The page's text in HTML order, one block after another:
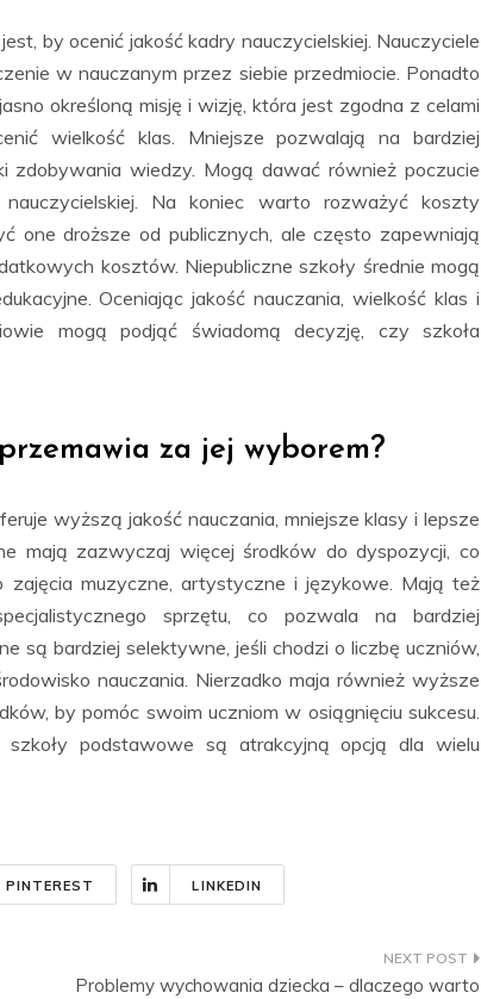
by ocenić jakość kadry nauczycielskiej. Nauczyciele
w nauczanym przez siebie przedmiocie. Ponadto
określoną misję i wizję, która jest zgodna z celami
wielkość klas. Mniejsze pozwalają na bardziej
zdobywania wiedzy. Mogą dawać również poczucie
Na koniec warto rozważyć koszty
one droższe od publicznych, ale często zapewniają
kosztów. Niepubliczne szkoły średnie mogą
Oceniając jakość nauczania, wielkość klas i
mogą podjąć świadomą decyzję, czy szkoła
za jej wyborem?
wyższą jakość nauczania, mniejsze klasy i lepsze
mają zazwyczaj więcej środków do dyspozycji, co
muzyczne, artystyczne i językowe. Mają też
sprzętu, co pozwala na bardziej
są bardziej selektywne, jeśli chodzi o liczbę uczniów,
nauczania. Nierzadko maja również wyższe
by pomóc swoim uczniom w osiągnięciu sukcesu.
podstawowe są atrakcyjną opcją dla wielu
PINTEREST LINKEDIN
Problemy wychowania dziecka – dlaczego warto